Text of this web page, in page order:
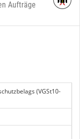
Aufträge
(VGSt10-